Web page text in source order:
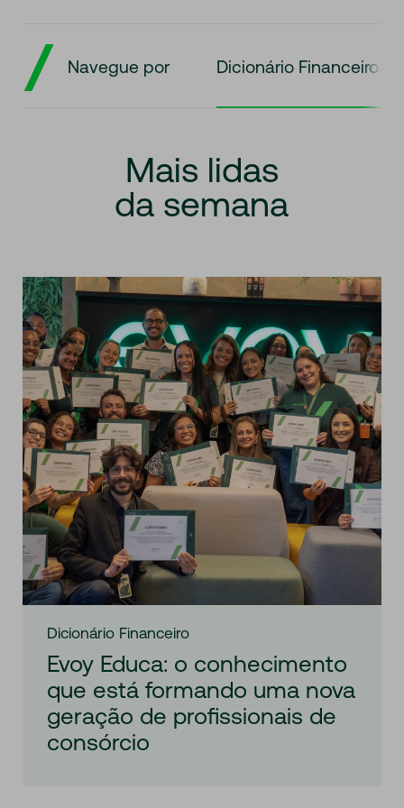
Navegue por Dicionário Financeiro
Mais lidas
da semana
Dicionário Financeiro
Evoy Educa: o conhecimento
que está formando uma nova
geração de profissionais de
consórcio